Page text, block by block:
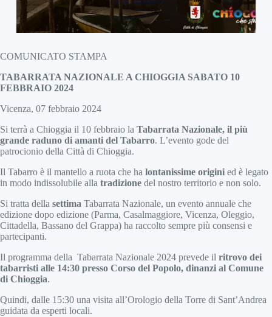
COMUNICATO STAMPA
TABARRATA NAZIONALE A CHIOGGIA SABATO 10
FEBBRAIO 2024
Vicenza, 07 febbraio 2024
Si terrà a Chioggia il 10 febbraio la Tabarrata Nazionale, il più
grande raduno di amanti del Tabarro. L’evento gode del
patrocionio della Città di Chioggia.
Il Tabarro è il mantello a ruota che ha lontanissime origini ed è legato
in modo indissolubile alla tradizione del nostro territorio e non solo.
Si tratta della settima Tabarrata Nazionale, un evento annuale che
edizione dopo edizione (Parma, Casalmaggiore, Vicenza, Oleggio,
Cittadella, Bassano del Grappa) ha raccolto sempre più consensi e
partecipanti.
Il programma della Tabarrata Nazionale 2024 prevede il ritrovo dei
tabarristi alle 14:30 presso Corso del Popolo, dinanzi al Comune
di Chioggia.
Quindi, dalle 15:30 una visita all’Orologio della Torre di Sant’Andrea
guidata da esperti locali.